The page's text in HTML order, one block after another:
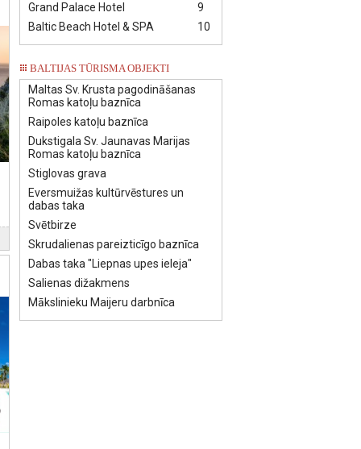
9
Grand Palace Hotel
10
Baltic Beach Hotel & SPA
BALTIJAS TŪRISMA OBJEKTI
Maltas Sv. Krusta pagodināšanas
Romas katoļu baznīca
Raipoles katoļu baznīca
Dukstigala Sv. Jaunavas Marijas
Romas katoļu baznīca
Stiglovas grava
Eversmuižas kultūrvēstures un
dabas taka
Svētbirze
Skrudalienas pareizticīgo baznīca
Dabas taka "Liepnas upes ieleja"
Salienas dižakmens
Mākslinieku Maijeru darbnīca